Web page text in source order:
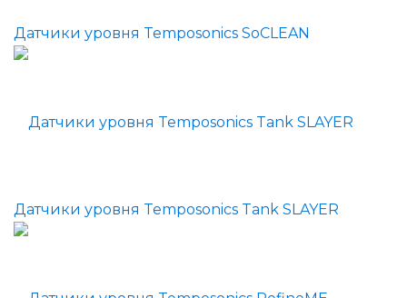
Датчики уровня Temposonics SoCLEAN
Датчики уровня Temposonics Tank SLAYER